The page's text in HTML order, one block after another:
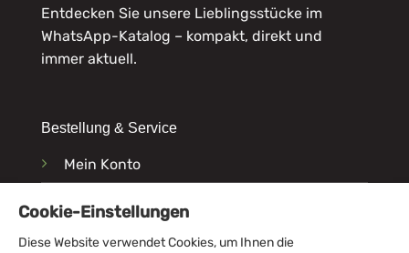
Entdecken Sie unsere Lieblingsstücke im
WhatsApp-Katalog – kompakt, direkt und
immer aktuell.
Bestellung & Service
Mein Konto
Lieferung & Versand
Zahlungsarten
Cookie-Einstellungen
Diese Website verwendet Cookies, um Ihnen die